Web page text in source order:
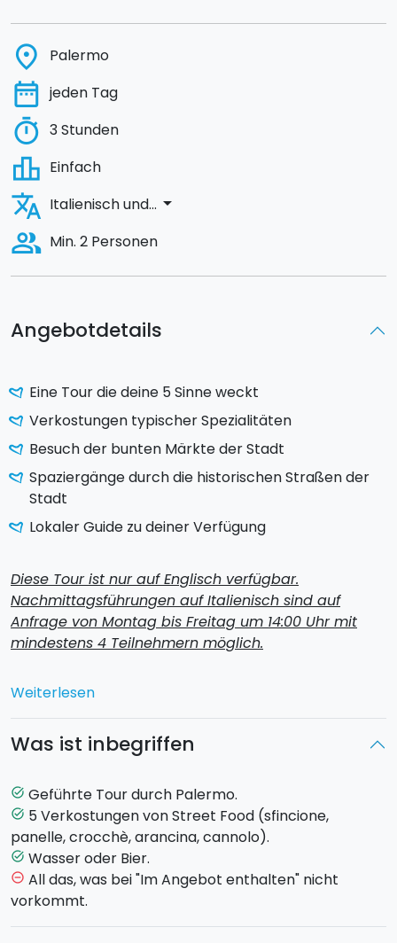
Angebotdetails
Eine Tour die deine 5 Sinne weckt
Verkostungen typischer Spezialitäten
Besuch der bunten Märkte der Stadt
Spaziergänge durch die historischen Straßen der
Stadt
Lokaler Guide zu deiner Verfügung
Diese Tour ist nur auf Englisch verfügbar.
Nachmittagsführungen auf Italienisch sind auf
Anfrage von Montag bis Freitag um 14:00 Uhr mit
mindestens 4 Teilnehmern möglich.
Nimm an einer ganz besonderen Stadtführung durch
Märkte der Altstadtprobierst du das beste Street
Palermo gilt als eine derStreet-Food-Hauptstädte
der Welt – Essen gibt es hier zu jeder Tages- und
Nachtzeit. Diese Tour ist nicht nur eine kulinarische
Erfahrung, sondern auch eine historische Führung, bei
der du Denkmäler, Traditionen und spannende
Weiterlesen
Was ist inbegriffen
task_alt Geführte Tour durch Palermo.
task_alt 5 Verkostungen von Street Food (sfincione,
panelle, crocchè, arancina, cannolo).
task_alt Wasser oder Bier.
remove_circle_outline All das, was bei "Im Angebot enthalten" nicht
vorkommt.
place Palermo
date_range jeden Tag
timer 3 Stunden
leaderboard Einfach
translate Italienisch und... arrow_drop_down
people_alt Min. 2 Personen